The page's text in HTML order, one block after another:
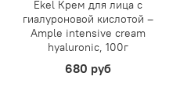
Ekel Крем для лица с
гиалуроновой кислотой –
Ample intensive cream
hyaluronic, 100г
680 руб